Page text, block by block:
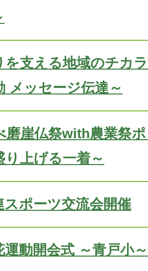
を支える地域のチカ
メッセージ伝達～
磨崖仏祭with農業祭
り上げる一着～
スポーツ交流会開催
運動開会式 ～青戸小～